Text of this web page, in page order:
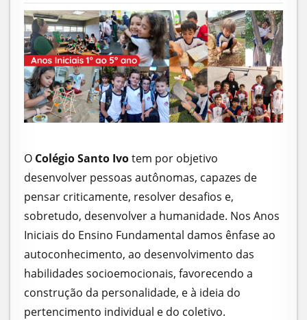
O Colégio Santo Ivotem por objetivo
desenvolver pessoas autônomas, capazes de
pensar criticamente, resolver desafios e,
sobretudo, desenvolver a humanidade. Nos Anos
Iniciais do Ensino Fundamental damos ênfase ao
autoconhecimento, ao desenvolvimento das
habilidades socioemocionais, favorecendo a
construção da personalidade, e à ideia do
pertencimento individual e do coletivo.